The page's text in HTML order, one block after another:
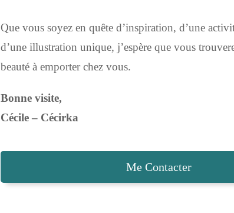
Que vous soyez en quête d’inspiration, d’une
d’une illustration unique, j’espère que vous
beauté à emporter chez vous.
Bonne visite,
Cécile – Cécirka
Me Contacter